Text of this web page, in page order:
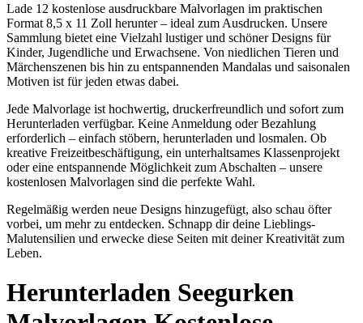
Lade 12 kostenlose ausdruckbare Malvorlagen im praktischen
Format 8,5 x 11 Zoll herunter – ideal zum Ausdrucken. Unsere
Sammlung bietet eine Vielzahl lustiger und schöner Designs für
Kinder, Jugendliche und Erwachsene. Von niedlichen Tieren und
Märchenszenen bis hin zu entspannenden Mandalas und saisonalen
Motiven ist für jeden etwas dabei.
Jede Malvorlage ist hochwertig, druckerfreundlich und sofort zum
Herunterladen verfügbar. Keine Anmeldung oder Bezahlung
erforderlich – einfach stöbern, herunterladen und losmalen. Ob
kreative Freizeitbeschäftigung, ein unterhaltsames Klassenprojekt
oder eine entspannende Möglichkeit zum Abschalten – unsere
kostenlosen Malvorlagen sind die perfekte Wahl.
Regelmäßig werden neue Designs hinzugefügt, also schau öfter
vorbei, um mehr zu entdecken. Schnapp dir deine Lieblings-
Malutensilien und erwecke diese Seiten mit deiner Kreativität zum
Leben.
Herunterladen Seegurken